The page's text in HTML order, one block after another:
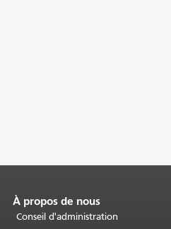
À propos de nous
Conseil d'administration